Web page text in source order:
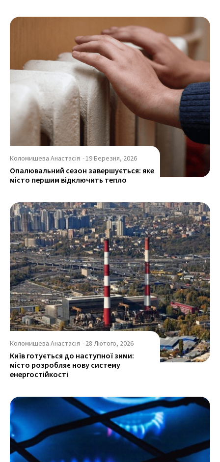
Коломишева Анастасія -19 Березня, 2026
Опалювальний сезон завершується: яке
місто першим відключить тепло
Коломишева Анастасія -28 Лютого, 2026
Київ готується до наступної зими:
місто розробляє нову систему
енергостійкості